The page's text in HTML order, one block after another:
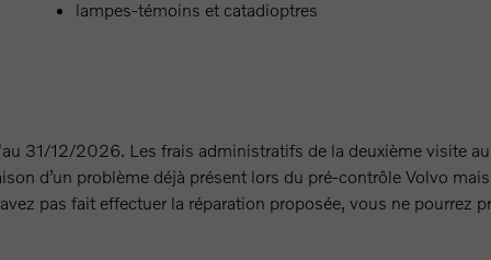
lampes-témoins et catadioptres
31/12/2026. Les frais administratifs de la deuxième visite
d’un problème déjà présent lors du pré-contrôle Volvo
pas fait effectuer la réparation proposée, vous ne pourrez